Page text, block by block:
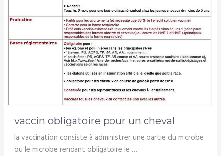
vaccin obligatoire pour un cheval
la vaccination consiste à administrer une partie du microbe
ou le microbe rendant obligatoire le …